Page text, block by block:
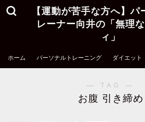
【運動が苦手な方へ】パ
レーナー向井の「無理
ィ」
ホーム パーソナルトレーニング ダイエット
― TAG ―
お腹 引き締め